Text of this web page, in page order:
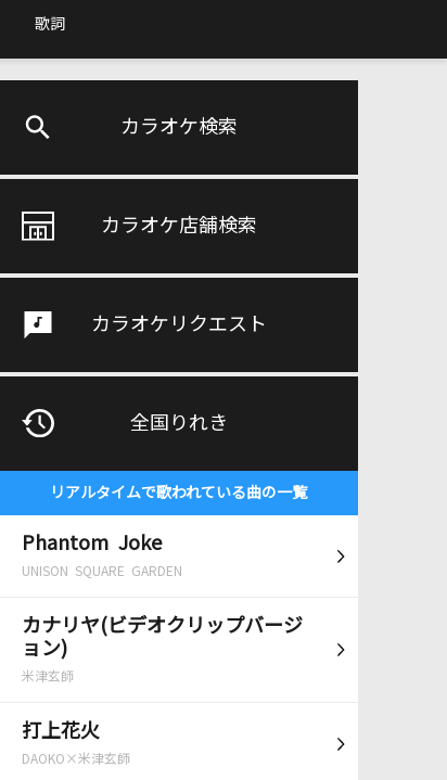
歌詞
カラオケ検索
カラオケ店舗検索
カラオケリクエスト
全国りれき
リアルタイムで歌われている曲の一覧
Phantom Joke
UNISON SQUARE GARDEN
カナリヤ(ビデオクリップバージ
ョン)
米津玄師
打上花火
DAOKO×米津玄師